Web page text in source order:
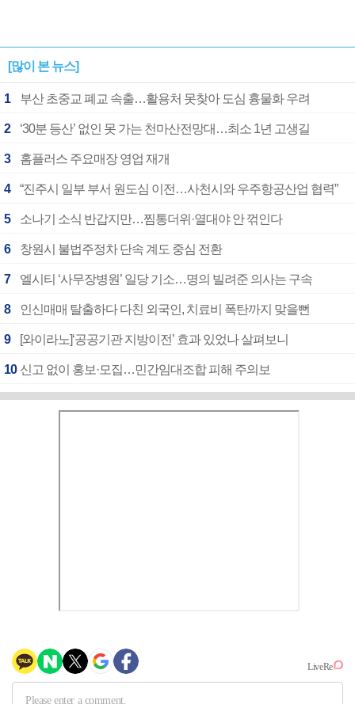
[많이 본 뉴스]
1 부산 초중교 폐교 속출…활용처 못찾아 도심 흉물화 우려
2 ‘30분 등산’ 없인 못 가는 천마산전망대…최소 1년 고생길
3 홈플러스 주요매장 영업 재개
4 “진주시 일부 부서 원도심 이전…사천시와 우주항공산업 협력”
5 소나기 소식 반갑지만…찜통더위·열대야 안 꺾인다
6 창원시 불법주정차 단속 계도 중심 전환
7 엘시티 ‘사무장병원’ 일당 기소…명의 빌려준 의사는 구속
8 인신매매 탈출하다 다친 외국인, 치료비 폭탄까지 맞을뻔
9 [와이라노]‘공공기관 지방이전’ 효과 있었나 살펴보니
10 신고 없이 홍보·모집…민간임대조합 피해 주의보